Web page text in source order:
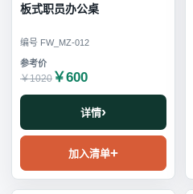
板式职员办公桌
编号 FW_MZ-012
￥1020 ￥600
详情
加入清单